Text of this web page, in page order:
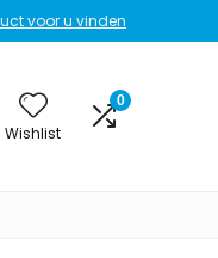
voor u vinden
Wishlist
0